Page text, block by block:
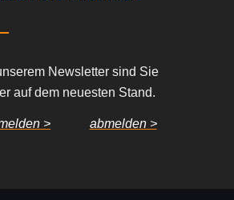
Newsletter sind Sie
auf dem neuesten Stand.
> abmelden >